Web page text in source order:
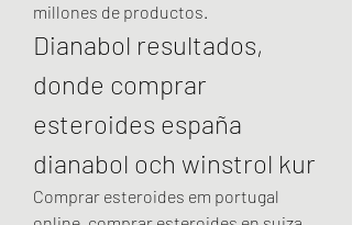
millones de productos.
Dianabol resultados,
donde comprar
esteroides españa
dianabol och winstrol kur
Comprar esteroides em portugal